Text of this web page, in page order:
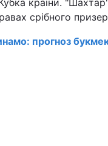
країни.
срібного
прогноз